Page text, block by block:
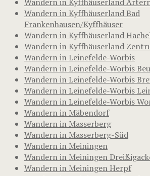
Wandern in Kyffhäuserland Bad
Frankenhausen/Kyffhäuser
Wandern in Kyffhäuserland
Wandern in Kyffhäuserland
Wandern in Leinefelde-Worbis
Wandern in Leinefelde-Worbis
Wandern in Leinefelde-Worbis
Wandern in Leinefelde-Worbis
Wandern in Leinefelde-Worbis
Wandern in Mäbendorf
Wandern in Masserberg
Wandern in Masserberg-Süd
Wandern in Meiningen
Wandern in Meiningen
Wandern in Meiningen Herpf